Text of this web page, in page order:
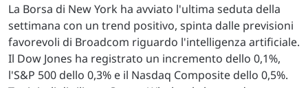
La Borsa di New York ha avviato l'ultima seduta della
settimana con un trend positivo, spinta dalle previsioni
favorevoli di Broadcom riguardo l'intelligenza artificiale.
Il Dow Jones ha registrato un incremento dello 0,1%,
l'S&P 500 dello 0,3% e il Nasdaq Composite dello 0,5%.